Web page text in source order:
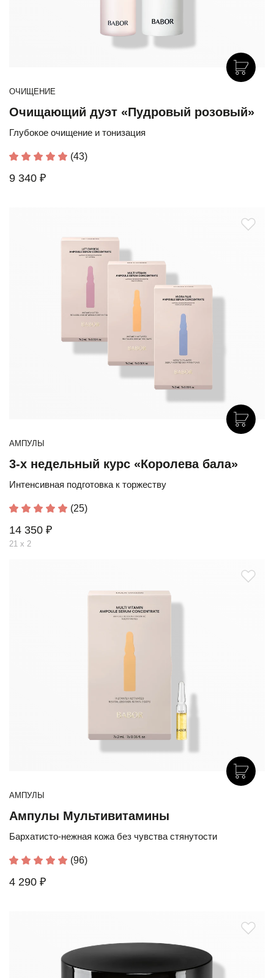
ОЧИЩЕНИЕ
Очищающий дуэт «Пудровый розовый»
Глубокое очищение и тонизация
(43)
9 340 ₽
АМПУЛЫ
3-х недельный курс «Королева бала»
Интенсивная подготовка к торжеству
(25)
14 350 ₽
21 х 2
АМПУЛЫ
Ампулы Мультивитамины
Бархатисто-нежная кожа без чувства стянутости
(96)
4 290 ₽